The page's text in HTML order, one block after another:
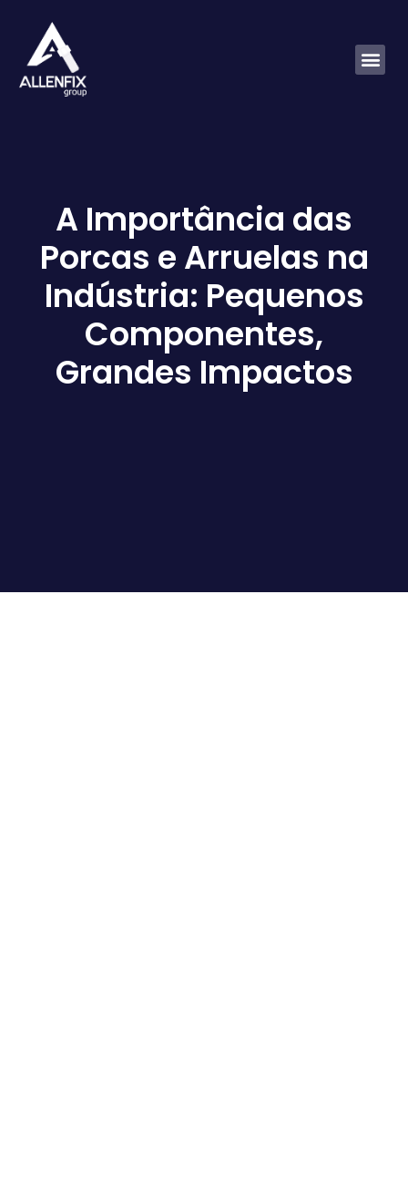
A Importância das
Porcas e Arruelas na
Indústria: Pequenos
Componentes,
Grandes Impactos